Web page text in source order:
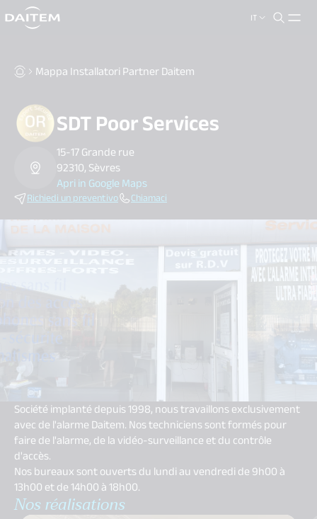
IT
search.label
Mappa Installatori Partner Daitem
SDT Poor Services
15-17 Grande rue
92310, Sèvres
Apri in Google Maps
Richiedi un preventivo Chiamaci
Société implanté depuis 1998, nous travaillons exclusivement
avec de l'alarme Daitem. Nos techniciens sont formés pour
faire de l'alarme, de la vidéo-surveillance et du contrôle
d'accès.
Nos bureaux sont ouverts du lundi au vendredi de 9h00 à
13h00 et de 14h00 à 18h00.
Nos réalisations